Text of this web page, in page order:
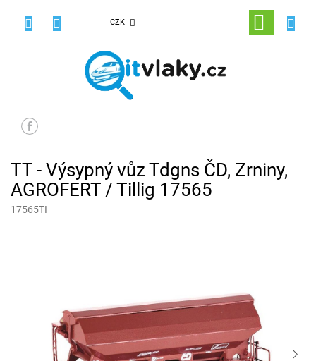
CZK
NÁKUPNÍ
KOŠÍK
TT - Výsypný vůz Tdgns ČD, Zrniny,
AGROFERT / Tillig 17565
17565TI